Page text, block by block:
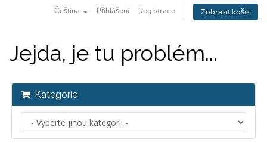
Čeština Přihlášení Registrace Zobrazit košík
Jejda, je tu problém...
Kategorie